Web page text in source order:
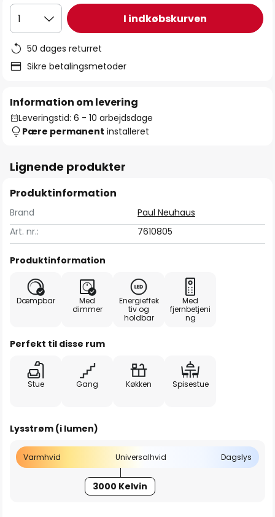
1 I indkøbskurven
50 dages returret
Sikre betalingsmetoder
Information om levering
Leveringstid: 6 - 10 arbejdsdage
Pære permanent installeret
Lignende produkter
Produktinformation
Brand
Paul Neuhaus
Art. nr.:
7610805
Produktinformation
Dæmpbar
Med
dimmer
Energieffek
tiv og
holdbar
Med
fjernbetjeni
ng
Perfekt til disse rum
Stue Gang Køkken Spisestue
Lysstrøm (i lumen)
Varmhvid Universalhvid Dagslys
3000 Kelvin